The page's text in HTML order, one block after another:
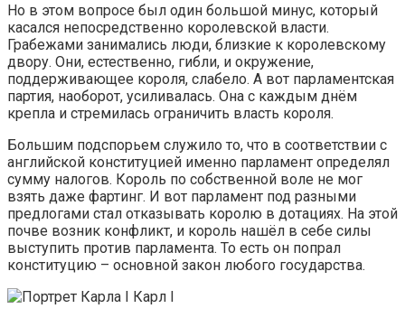
Но в этом вопросе был один большой минус, который
касался непосредственно королевской власти.
Грабежами занимались люди, близкие к королевскому
двору. Они, естественно, гибли, и окружение,
поддерживающее короля, слабело. А вот парламентская
партия, наоборот, усиливалась. Она с каждым днём
крепла и стремилась ограничить власть короля.
Большим подспорьем служило то, что в соответствии с
английской конституцией именно парламент определял
сумму налогов. Король по собственной воле не мог
взять даже фартинг. И вот парламент под разными
предлогами стал отказывать королю в дотациях. На этой
почве возник конфликт, и король нашёл в себе силы
выступить против парламента. То есть он попрал
конституцию – основной закон любого государства.
Карл I